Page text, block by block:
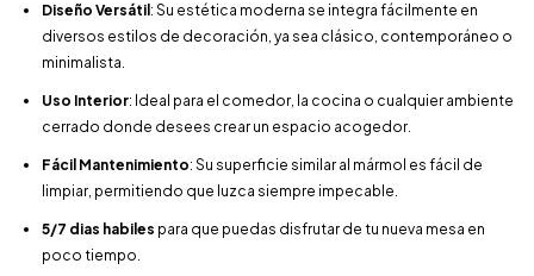
Diseño Versátil : Su estética moderna se integra fácilmente en
diversos estilos de decoración, ya sea clásico, contemporáneo o
minimalista.
Uso Interior: Ideal para el comedor, la cocina o cualquier ambiente
cerrado donde desees crear un espacio acogedor.
Fácil Mantenimiento: Su superficie similar al mármol es fácil de
limpiar, permitiendo que luzca siempre impecable.
5/7 dias habiles para que puedas disfrutar de tu nueva mesa en
poco tiempo.